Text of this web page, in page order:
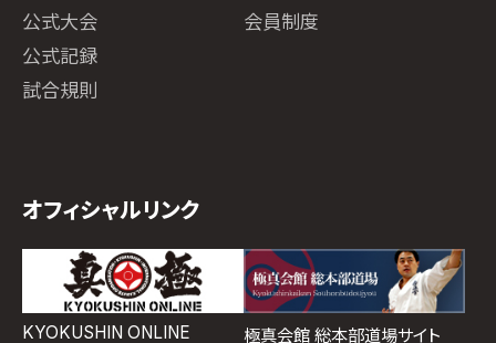
公式大会
公式記録
試合規則
会員制度
オフィシャルリンク
KYOKUSHIN ONLINE 極真会館 総本部道場サイト